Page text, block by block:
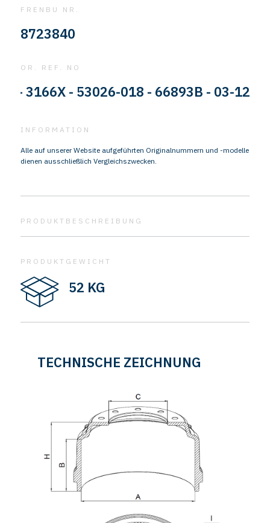
FRENBU NR.
8723840
OR. REF. NO
- 53026-018 - 66893B - 03-
INFORMATION
Alle auf unserer Website aufgeführten Originalnummern und -modelle
dienen ausschließlich Vergleichszwecken.
PRODUKTBESCHREIBUNG
PRODUKTGEWICHT
52 KG
TECHNISCHE ZEICHNUNG